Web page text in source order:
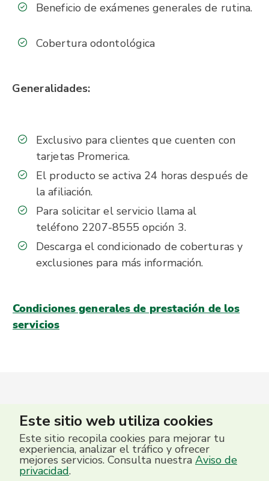
Beneficio de exámenes generales de rutina.
Cobertura odontológica
Generalidades:
Exclusivo para clientes que cuenten con
tarjetas Promerica.
El producto se activa 24 horas después de
la afiliación.
Para solicitar el servicio llama al
teléfono 2207-8555 opción 3.
Descarga el condicionado de coberturas y
exclusiones para más información.
Condiciones generales de prestación de los
servicios
Este sitio web utiliza cookies
Este sitio recopila cookies para mejorar tu
experiencia, analizar el tráfico y ofrecer
mejores servicios. Consulta nuestra Aviso de
privacidad.